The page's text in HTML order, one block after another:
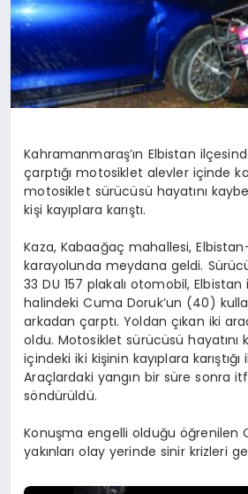
KÜNYE
Kahramanmaraş’ın Elbistan
çarptığı motosiklet alevler içinde
motosiklet sürücüsü hayatını
kişi kayıplara karıştı.
Kaza, Kabaağaç mahallesi,
karayolunda meydana geldi.
33 DU 157 plakalı otomobil,
halindeki Cuma Doruk’un (40)
arkadan çarptı. Yoldan çıkan iki
oldu. Motosiklet sürücüsü
içindeki iki kişinin kayıplara
Araçlardaki yangın bir süre sonra
söndürüldü.
Konuşma engelli olduğu öğrenilen
yakınları olay yerinde sinir krizleri